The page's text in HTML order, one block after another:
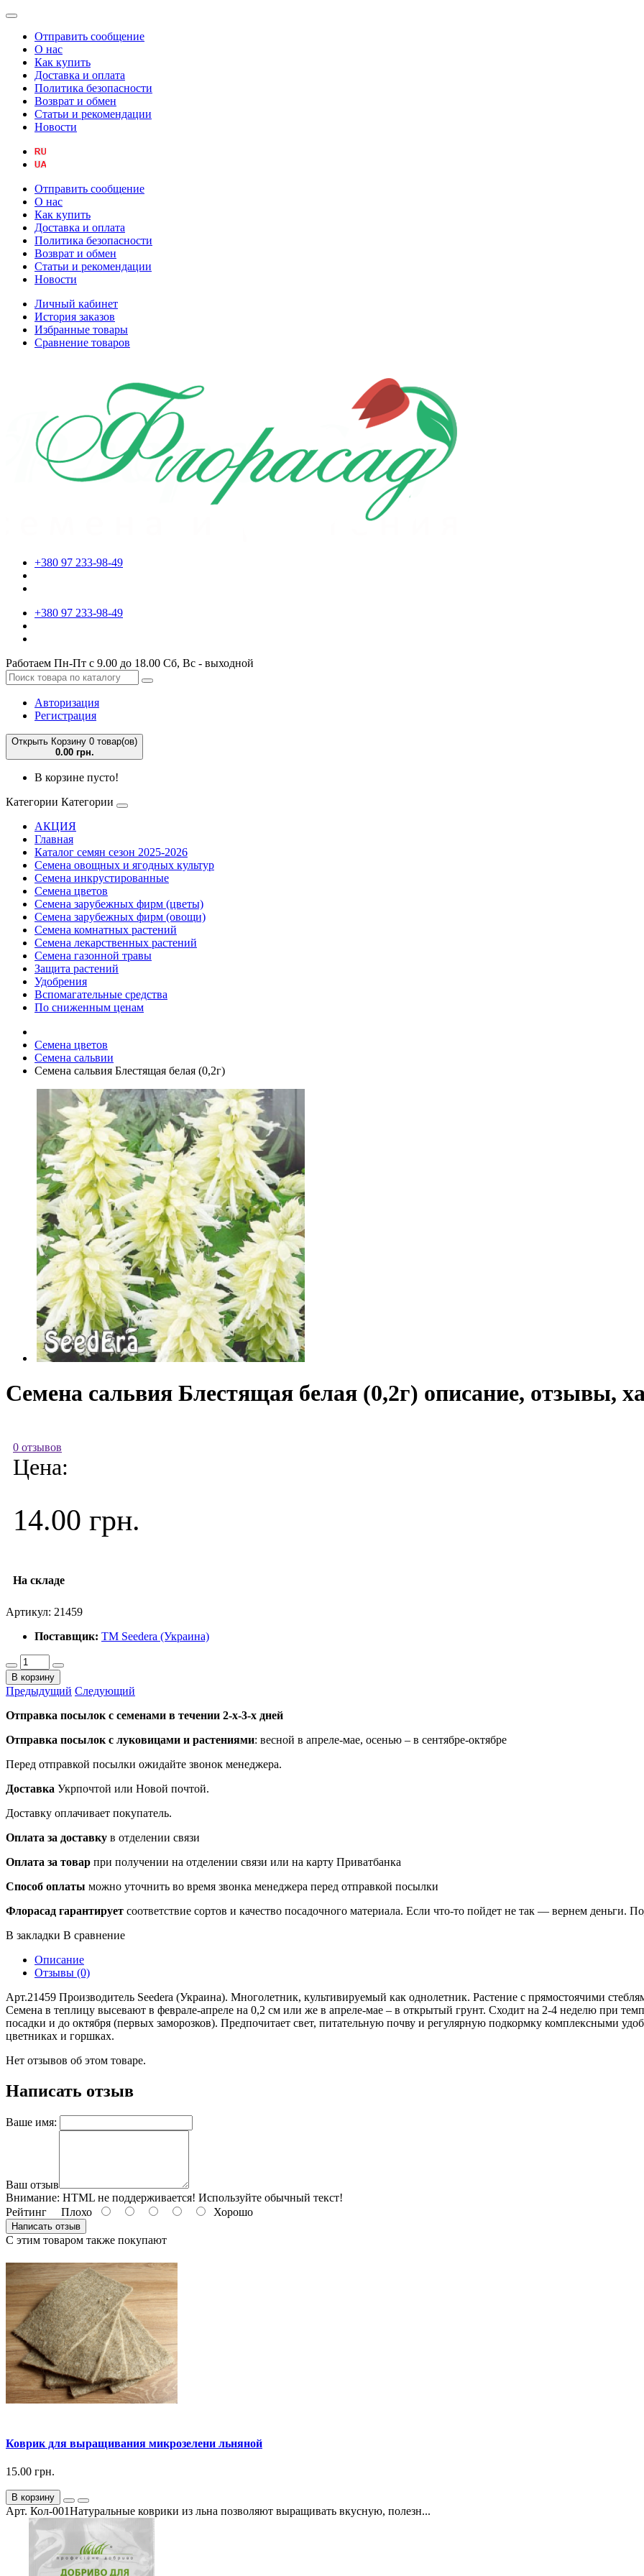
Отправить сообщение
О нас
Как купить
Доставка и оплата
Политика безопасности
Возврат и обмен
Статьи и рекомендации
Новости
Отправить сообщение
О нас
Как купить
Доставка и оплата
Политика безопасности
Возврат и обмен
Статьи и рекомендации
Новости
Личный кабинет
История заказов
Избранные товары
Сравнение товаров
+380 97 233-98-49
+380 97 233-98-49
Работаем Пн-Пт с 9.00 до 18.00 Сб, Вс - выходной
Авторизация
Регистрация
Открыть Корзину 0 товар(ов)
0.00 грн.
В корзине пусто!
Категории Категории
АКЦИЯ
Главная
Каталог семян сезон 2025-2026
Семена овощных и ягодных культур
Семена инкрустированные
Семена цветов
Семена зарубежных фирм (цветы)
Семена зарубежных фирм (овощи)
Семена комнатных растений
Семена лекарственных растений
Семена газонной травы
Защита растений
Удобрения
Вспомагательные средства
По сниженным ценам
Семена цветов
Семена сальвии
Семена сальвия Блестящая белая (0,2г)
Семена сальвия Блестящая белая (0,2г) описание, отзывы,
0 отзывов
Цена:
14.00 грн.
На складе
Артикул: 21459
Поставщик: ТМ Seedera (Украина)
В корзину
Предыдущий Следующий
Отправка посылок с семенами в течении 2-х-3-х дней
Отправка посылок с луковицами и растениями: весной в апреле-мае, осенью – в сентябре-октябре
Перед отправкой посылки ожидайте звонок менеджера.
Доставка Укрпочтой или Новой почтой.
Доставку оплачивает покупатель.
Оплата за доставку в отделении связи
Оплата за товар при получении на отделении связи или на карту Приватбанка
Способ оплаты можно уточнить во время звонка менеджера перед отправкой посылки
Флорасад гарантирует соответствие сортов и качество посадочного материала. Если что-то пойдет не так — вернем деньги.
В закладки В сравнение
Описание
Отзывы (0)
Арт.21459 Производитель Seedera (Украина). Многолетник, культивируемый как однолетник. Растение с прямостоячими
Семена в теплицу высевают в феврале-апреле на 0,2 см или же в апреле-мае – в открытый грунт. Сходит на 2-4 неделю при
посадки и до октября (первых заморозков). Предпочитает свет, питательную почву и регулярную подкормку комплексными
цветниках и горшках.
Нет отзывов об этом товаре.
Написать отзыв
Ваше имя:
Ваш отзыв
Внимание: HTML не поддерживается! Используйте обычный текст!
Рейтинг Плохо Хорошо
Написать отзыв
С этим товаром также покупают
Коврик для выращивания микрозелени льняной
15.00 грн.
В корзину
Арт. Кол-001Натуральные коврики из льна позволяют выращивать вкусную, полезн...